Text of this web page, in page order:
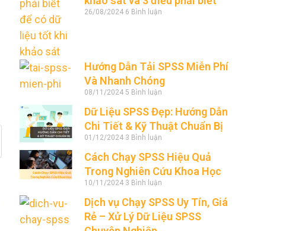
26/08/2024 6 Bình luận
Hướng Dẫn Tải SPSS Miễn Phí
Và Nhanh Chóng
08/11/2024 5 Bình luận
Dữ Liệu SPSS Đẹp: Hướng Dẫn
Chi Tiết & Kỹ Thuật Chuẩn Bị
01/12/2024 3 Bình luận
Cách Chạy SPSS Hiệu Quả
Trong Nghiên Cứu Khoa Học
10/11/2024 3 Bình luận
Dịch vụ Chạy SPSS Uy Tín, Giá
Rẻ – Xử Lý Dữ Liệu SPSS